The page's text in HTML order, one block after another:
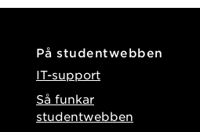
På studentwebben
IT-support
Så funkar
studentwebben